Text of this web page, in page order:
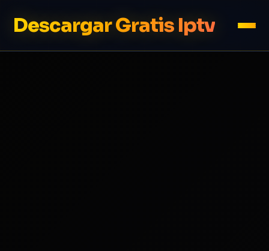
Descargar Gratis Iptv